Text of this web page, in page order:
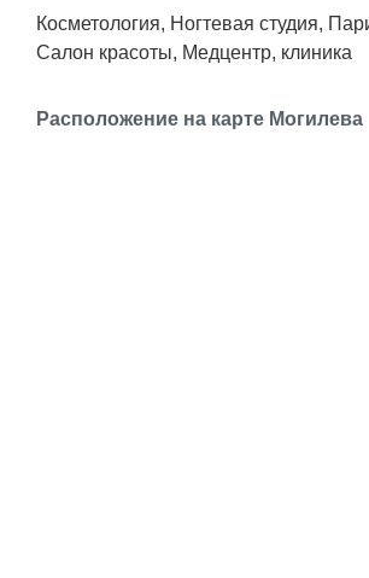
Курсы валют
Еще
Косметология, Ногтевая студия,
Салон красоты, Медцентр, клиника
Расположение на карте Могилева